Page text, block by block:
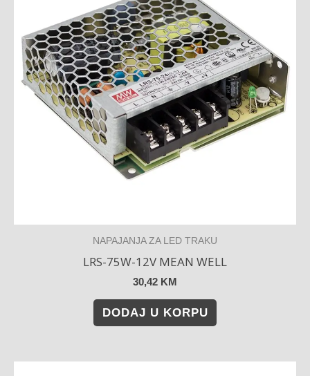
NAPAJANJA ZA LED TRAKU
LRS-75W-12V MEAN WELL
30,42 KM
DODAJ U KORPU